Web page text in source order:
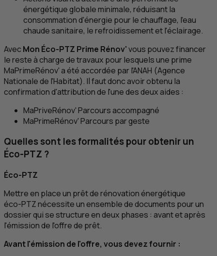
énergétique globale minimale, réduisant la
consommation d'énergie pour le chauffage, l'eau
chaude sanitaire, le refroidissement et l'éclairage.
Avec Mon Éco‑PTZ Prime Rénov'vous pouvez financer
le reste à charge de travaux pour lesquels une prime
MaPrimeRénov' a été accordée par l'ANAH (Agence
Nationale de l'Habitat). Il faut donc avoir obtenu la
confirmation d'attribution de l'une des deux aides :
MaPriveRénov' Parcours accompagné
MaPrimeRénov' Parcours par geste
Quelles sont les formalités pour obtenir un
Éco‑PTZ ?
Éco‑PTZ
Mettre en place un prêt de rénovation énergétique
éco‑PTZnécessite un ensemble de documents pour un
dossier qui se structure en deux phases : avant et après
l'émission de l'offre de prêt.
Avant l'émission de l'offre, vous devez fournir :